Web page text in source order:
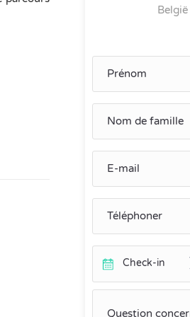
België
Check-in